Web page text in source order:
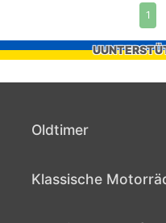
1
Oldtimer
Klassische